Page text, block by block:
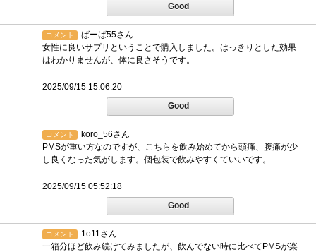
Good
コメント
ばーば55さん
女性に良いサプリということで購入しました。はっきりとした効果
はわかりませんが、体に良さそうです。
2025/09/15 15:06:20
Good
コメント
koro_56さん
PMSが重い方なのですが、こちらを飲み始めてから頭痛、腹痛が少
し良くなった気がします。個包装で飲みやすくていいです。
2025/09/15 05:52:18
Good
コメント
1o11さん
一箱分ほど飲み続けてみましたが、飲んでない時に比べてPMSが楽